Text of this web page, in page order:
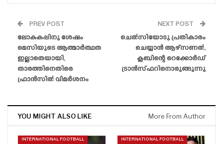
PREV POST
ലോകകപ്പിനു ശേഷം
മെസിയുടെ ആത്മാർത്ഥത
ഇല്ലാതെയായി,
താരത്തിനെതിരെ
ഫ്രാൻസിൽ വിമർശനം
NEXT POST
ചെൽസിയോടു പ്രതികാരം
ചെയ്യാൻ ആഴ്‌സണൽ,
ക്ലബിന്റെ റെക്കോർഡ്
ട്രാൻസ്‌ഫറിനൊരുങ്ങുന്നു
YOU MIGHT ALSO LIKE More From Author
INTERNATIONAL FOOTBALL INTERNATIONAL FOOTBALL